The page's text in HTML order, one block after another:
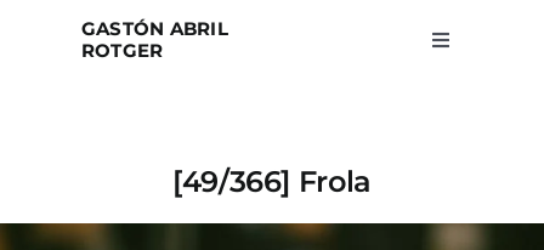
GASTÓN ABRIL
ROTGER
Toggle
[49/366] Frola